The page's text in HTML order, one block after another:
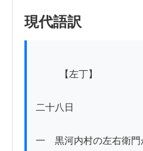
現代語訳
二十八日
一　黒河内村の左右衛門